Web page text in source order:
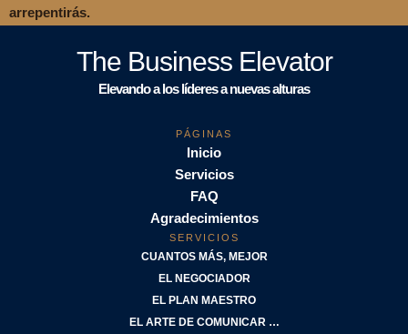
arrepentirás.
The Business Elevator
Elevando a los líderes a nuevas alturas
PÁGINAS
Inicio
Servicios
FAQ
Agradecimientos
SERVICIOS
CUANTOS MÁS, MEJOR
EL NEGOCIADOR
EL PLAN MAESTRO
EL ARTE DE COMUNICAR …